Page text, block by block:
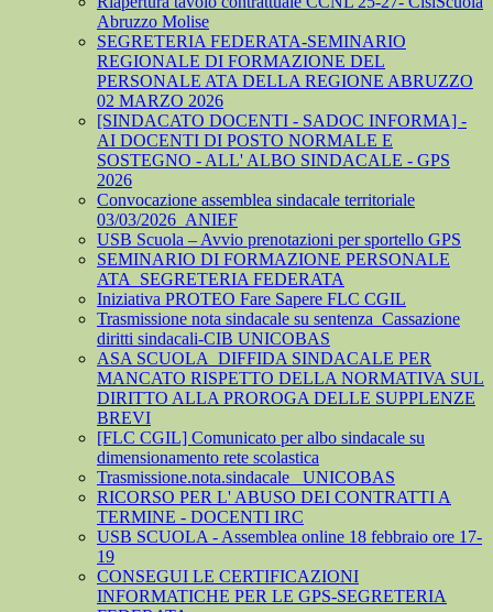
Abruzzo Molise
SEGRETERIA FEDERATA-SEMINARIO
REGIONALE DI FORMAZIONE DEL
PERSONALE ATA DELLA REGIONE ABRUZZO
02 MARZO 2026
[SINDACATO DOCENTI - SADOC INFORMA] -
AI DOCENTI DI POSTO NORMALE E
SOSTEGNO - ALL' ALBO SINDACALE - GPS
2026
Convocazione assemblea sindacale territoriale
03/03/2026_ANIEF
USB Scuola – Avvio prenotazioni per sportello GPS
SEMINARIO DI FORMAZIONE PERSONALE
ATA_SEGRETERIA FEDERATA
Iniziativa PROTEO Fare Sapere FLC CGIL
Trasmissione nota sindacale su sentenza_Cassazione
diritti sindacali-CIB UNICOBAS
ASA SCUOLA_DIFFIDA SINDACALE PER
MANCATO RISPETTO DELLA NORMATIVA SUL
DIRITTO ALLA PROROGA DELLE SUPPLENZE
BREVI
[FLC CGIL] Comunicato per albo sindacale su
dimensionamento rete scolastica
Trasmissione.nota.sindacale _UNICOBAS
RICORSO PER L' ABUSO DEI CONTRATTI A
TERMINE - DOCENTI IRC
USB SCUOLA - Assemblea online 18 febbraio ore 17-
19
CONSEGUI LE CERTIFICAZIONI
INFORMATICHE PER LE GPS-SEGRETERIA